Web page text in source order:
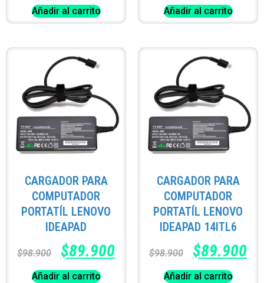
Añadir al carrito Añadir al carrito
CARGADOR PARA
COMPUTADOR
PORTATÍL LENOVO
IDEAPAD
$98.900 $89.900
Añadir al carrito
CARGADOR PARA
COMPUTADOR
PORTATÍL LENOVO
IDEAPAD 14ITL6
$98.900 $89.900
Añadir al carrito